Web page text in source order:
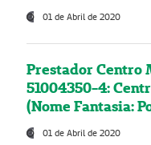
01 de Abril de 2020
Prestador Centro
51004350-4:
(Nome Fantasia:
01 de Abril de 2020